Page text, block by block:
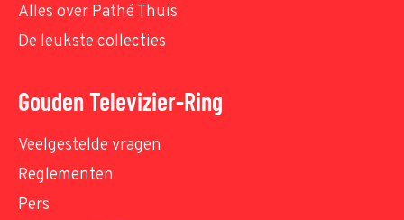
Alles over Pathé Thuis
De leukste collecties
Gouden Televizier-Ring
Veelgestelde vragen
Reglementen
Pers